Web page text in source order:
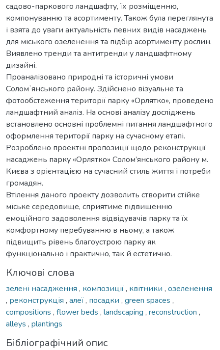
садово-паркового ландшафту, їх розміщенню,
компонуванню та асортименту. Також була переглянута
і взята до уваги актуальність певних видів насаджень
для міського озеленення та підбір асортименту рослин.
Виявлено тренди та антитренди у ландшафтному
дизайні.
Проаналізовано природні та історичні умови
Соломʼянського району. Здійснено візуальне та
фотообстеження території парку «Орлятко», проведено
ландшафтний аналіз. На основі аналізу досліджень
встановлено основні проблемні питання ландшафтного
оформлення території парку на сучасному етапі.
Розроблено проектні пропозиції щодо реконструкції
насаджень парку «Орлятко» Солом’янського району м.
Києва з орієнтацією на сучасний стиль життя і потреби
громадян.
Втілення даного проекту дозволить створити стійке
міське середовище, сприятиме підвищенню
емоційного задоволення відвідувачів парку та їх
комфортному перебуванню в ньому, а також
підвищить рівень благоустрою парку як
функціонально і практично, так й естетично.
Ключові слова
зелені насадження , композиції, квітники , озеленення
, реконструкція , алеї, посадки , green spaces ,
compositions , flower beds , landscaping , reconstruction ,
alleys , plantings
Бібліографічний опис